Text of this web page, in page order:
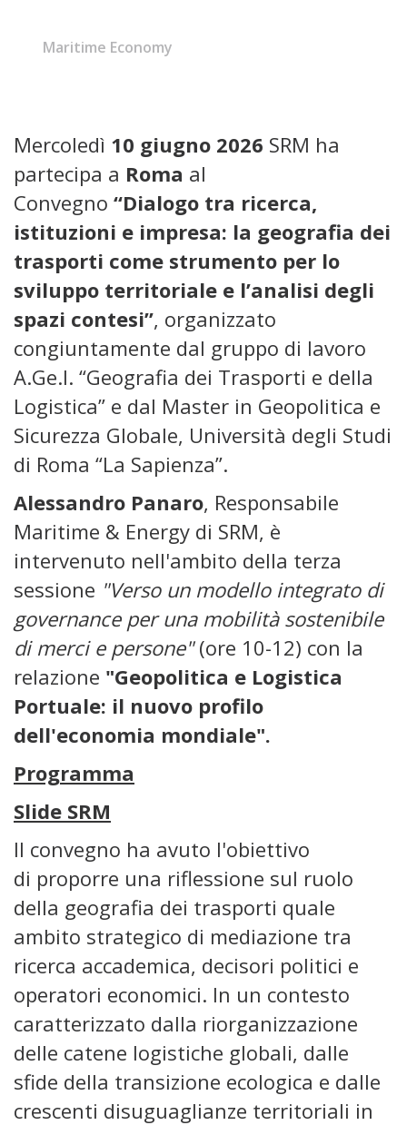
Maritime Economy
Mercoledì 10 giugno 2026 SRM ha
partecipa a Roma al
Convegno “Dialogo tra ricerca,
istituzioni e impresa: la geografia dei
trasporti come strumento per lo
sviluppo territoriale e l’analisi degli
spazi contesi”, organizzato
congiuntamente dal gruppo di lavoro
A.Ge.I. “Geografia dei Trasporti e della
Logistica” e dal Master in Geopolitica e
Sicurezza Globale, Università degli Studi
di Roma “La Sapienza”.
Alessandro Panaro, Responsabile
Maritime & Energy di SRM, è
intervenuto nell'ambito della terza
sessione "Verso un modello integrato di
governance per una mobilità sostenibile
di merci e persone"(ore 10-12) con la
relazione "Geopolitica e Logistica
Portuale: il nuovo profilo
dell'economia mondiale".
Programma
Slide SRM
Il convegno ha avuto l'obiettivo
di proporre una riflessione sul ruolo
della geografia dei trasporti quale
ambito strategico di mediazione tra
ricerca accademica, decisori politici e
operatori economici. In un contesto
caratterizzato dalla riorganizzazione
delle catene logistiche globali, dalle
sfide della transizione ecologica e dalle
crescenti disuguaglianze territoriali in